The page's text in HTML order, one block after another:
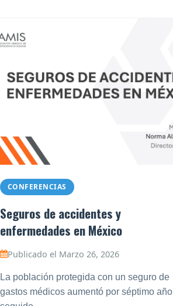
CONFERENCIAS
Seguros de accidentes y
enfermedades en México
Publicado el Marzo 26, 2026
La población protegida con un seguro de
gastos médicos aumentó por séptimo año